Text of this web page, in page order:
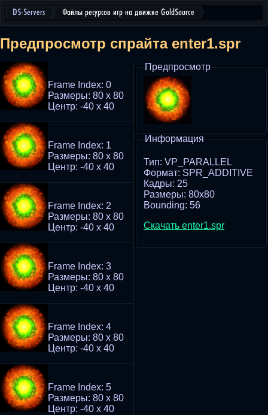
DS-Servers Файлы ресурсов игр на движке GoldSource
Предпросмотр спрайта enter1.spr
Предпросмотр
Информация
Тип: VP_PARALLEL
Формат: SPR_ADDITIVE
Кадры: 25
Размеры: 80x80
Bounding: 56
Скачать enter1.spr
Frame Index: 0
Размеры: 80 x 80
Центр: -40 x 40
Frame Index: 1
Размеры: 80 x 80
Центр: -40 x 40
Frame Index: 2
Размеры: 80 x 80
Центр: -40 x 40
Frame Index: 3
Размеры: 80 x 80
Центр: -40 x 40
Frame Index: 4
Размеры: 80 x 80
Центр: -40 x 40
Frame Index: 5
Размеры: 80 x 80
Центр: -40 x 40